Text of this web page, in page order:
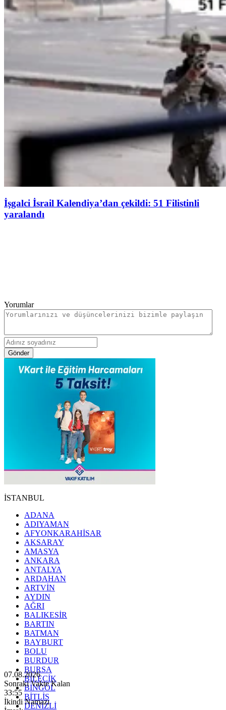
İşgalci İsrail Kalendiya’dan çekildi: 51 Filistinli
yaralandı
Yorumlar
Gönder
İSTANBUL
ADANA
ADIYAMAN
AFYONKARAHİSAR
AKSARAY
AMASYA
ANKARA
ANTALYA
ARDAHAN
ARTVİN
AYDIN
AĞRI
BALIKESİR
BARTIN
BATMAN
BAYBURT
BOLU
BURDUR
BURSA
BİLECİK
BİNGÖL
BİTLİS
DENİZLİ
07.08.2026
Sonraki Vakte Kalan
33:53
İkindi Namazı